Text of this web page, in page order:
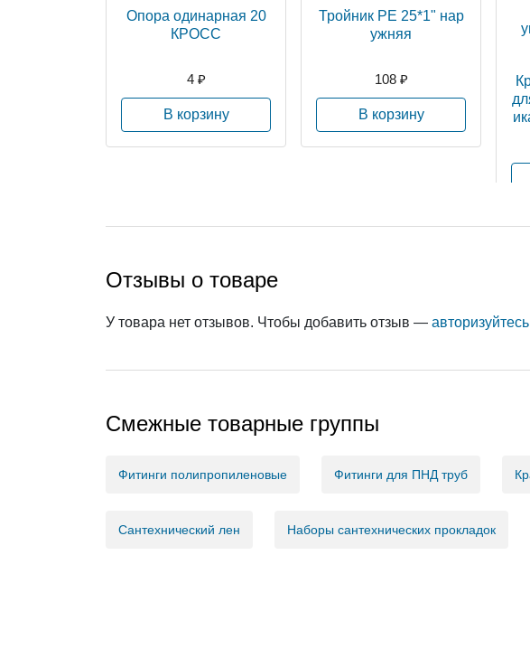
Опора одинарная 20
КРОСС
4 ₽
В корзину
Тройник РЕ 25*1" нар
ужняя
108 ₽
В корзину
Отзывы о товаре
У товара нет отзывов. Чтобы добавить отзыв — авторизуйтесь
Смежные товарные группы
Фитинги полипропиленовые Фитинги для ПНД труб
Сантехнический лен Наборы сантехнических прокладок